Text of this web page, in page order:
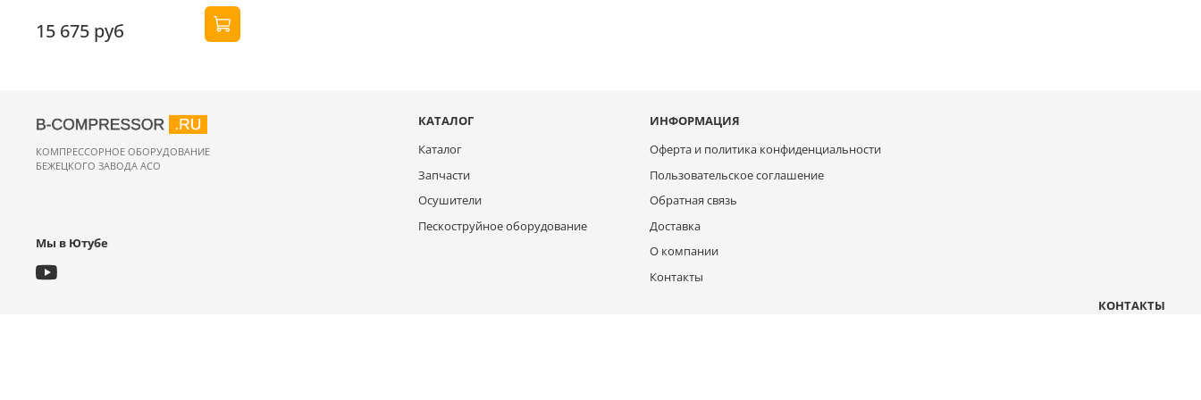
15 675 руб
КАТАЛОГ
Каталог
Запчасти
Осушители
Пескоструйное оборудование
ИНФОРМАЦИЯ
Оферта и политика конфиденциальности
Пользовательское соглашение
Обратная связь
Доставка
О компании
Контакты
КОНТАКТЫ
КОМПРЕССОРНОЕ ОБОРУДОВАНИЕ
БЕЖЕЦКОГО ЗАВОДА АСО
Мы в Ютубе